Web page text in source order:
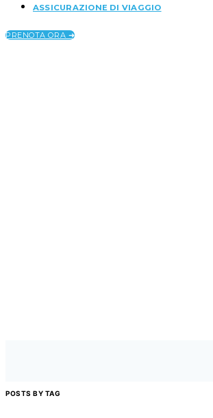
ASSICURAZIONE DI VIAGGIO
PRENOTA ORA ➜
POSTS BY TAG